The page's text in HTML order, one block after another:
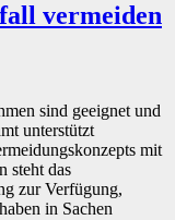
vermeiden
sind geeignet und
unterstützt
mit
steht das
zur Verfügung,
in Sachen